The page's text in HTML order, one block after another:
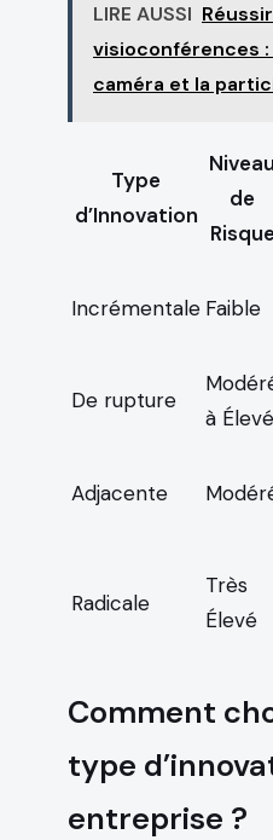
LIRE AUSSI
visioconférences
caméra et la
Type
d’Innovation
Niveau
de
Risque
Incrémentale Faible
De rupture
à Élevé
Adjacente
Radicale
Très
Élevé
Comment
type
entreprise ?